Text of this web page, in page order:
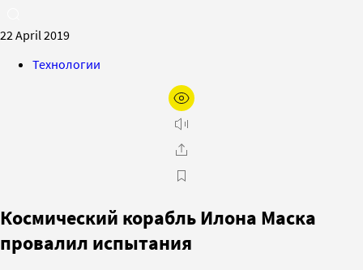
22 April 2019
Технологии
Космический корабль Илона Маска
провалил испытания